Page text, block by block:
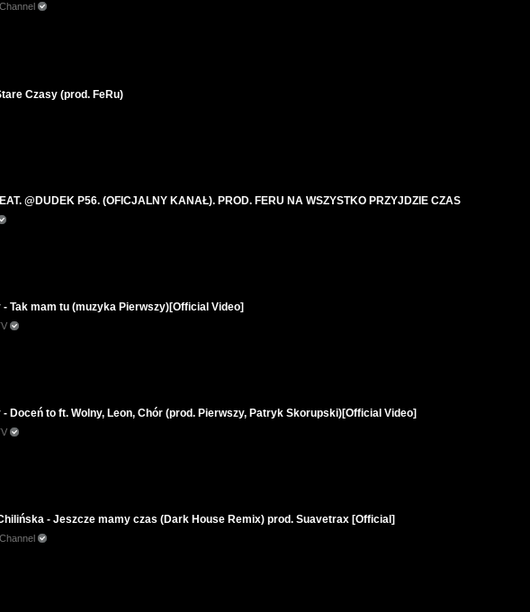
Czasy (prod. FeRu)
@DUDEK P56. (OFICJALNY KANAŁ). PROD. FERU NA WSZYSTKO PRZYJDZIE CZAS
- Tak mam tu (muzyka Pierwszy)[Official Video]
- Doceń to ft. Wolny, Leon, Chór (prod. Pierwszy, Patryk Skorupski)[Official Video]
- Jeszcze mamy czas (Dark House Remix) prod. Suavetrax [Official]